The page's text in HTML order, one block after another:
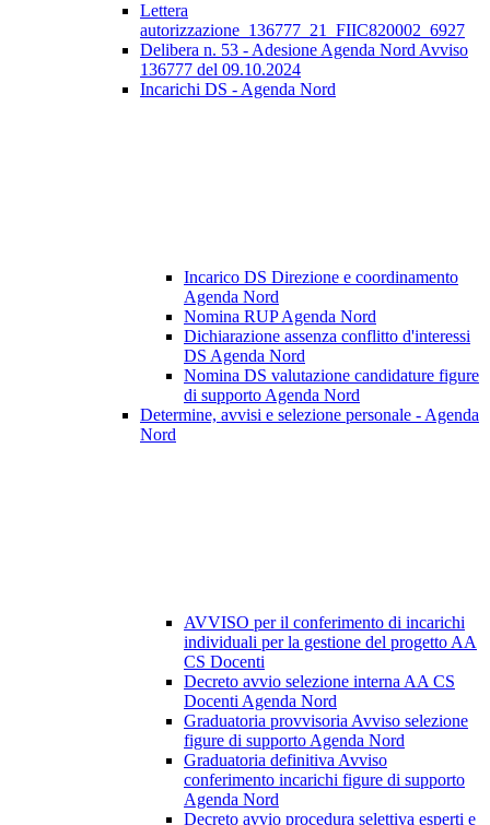
Lettera
autorizzazione_136777_21_FIIC820002_6927
Delibera n. 53 - Adesione Agenda Nord Avviso
136777 del 09.10.2024
Incarichi DS - Agenda Nord
Incarico DS Direzione e coordinamento
Agenda Nord
Nomina RUP Agenda Nord
Dichiarazione assenza conflitto d'interessi
DS Agenda Nord
Nomina DS valutazione candidature figure
di supporto Agenda Nord
Determine, avvisi e selezione personale - Agenda
Nord
AVVISO per il conferimento di incarichi
individuali per la gestione del progetto AA
CS Docenti
Decreto avvio selezione interna AA CS
Docenti Agenda Nord
Graduatoria provvisoria Avviso selezione
figure di supporto Agenda Nord
Graduatoria definitiva Avviso
conferimento incarichi figure di supporto
Agenda Nord
Decreto avvio procedura selettiva esperti e